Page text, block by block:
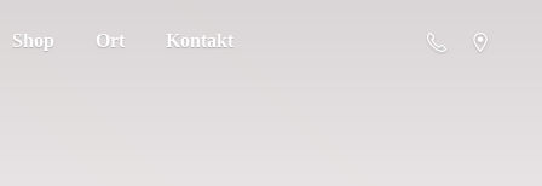
Shop Ort Kontakt